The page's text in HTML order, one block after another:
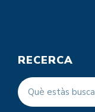
RECERCA